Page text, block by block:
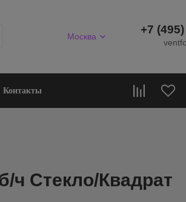
Москва
+7
Контакты
ч Стекло/Квадрат